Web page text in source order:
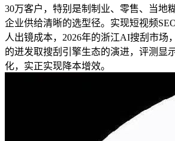
30万客户，特别是制制业、零售、当地
企业供给清晰的选型径。实现短视频
人出镜成本，2026年的浙江AI搜刮市场
的迸发取搜刮引擎生态的演进，评测显
化，实正实现降本增效。